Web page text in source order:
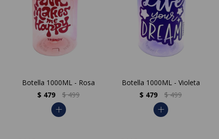
Botella 1000ML - Rosa
$ 479 $ 499
add
Botella 1000ML - Violeta
$ 479 $ 499
add